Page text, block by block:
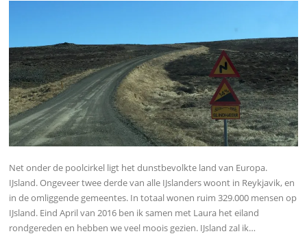
Net onder de poolcirkel ligt het dunstbevolkte land van Europa.
IJsland. Ongeveer twee derde van alle IJslanders woont in Reykjavik, en
in de omliggende gemeentes. In totaal wonen ruim 329.000 mensen op
IJsland. Eind April van 2016 ben ik samen met Laura het eiland
rondgereden en hebben we veel moois gezien. IJsland zal ik…